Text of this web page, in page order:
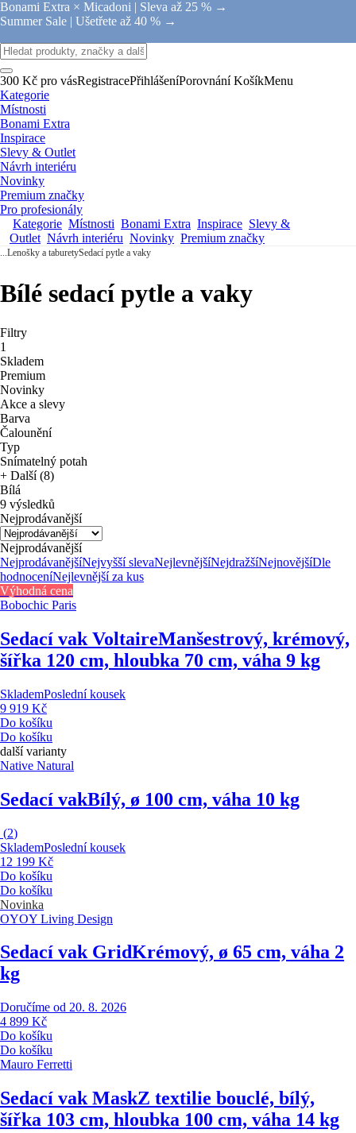
Bonami Extra × Micadoni | Sleva až 25 % →
Summer Sale | Ušetřete až 40 % →
300 Kč pro vásRegistracePřihlášeníPorovnání KošíkMenu
Kategorie
Místnosti
Bonami Extra
Inspirace
Slevy & Outlet
Návrh interiéru
Novinky
Premium značky
Pro profesionály
Kategorie Místnosti Bonami Extra Inspirace Slevy &
Outlet Návrh interiéru Novinky Premium značky
...Lenošky a taburetySedací pytle a vaky
Bílé sedací pytle a vaky
Filtry
1
Skladem
Premium
Novinky
Akce a slevy
Barva
Čalounění
Typ
Snímatelný potah
+ Další (8)
Bílá
9 výsledků
Nejprodávanější
Nejprodávanější
NejprodávanějšíNejvyšší slevaNejlevnějšíNejdražšíNejnovějšíDle
hodnoceníNejlevnější za kus
Výhodná cena
Bobochic Paris
Sedací vak VoltaireManšestrový, krémový,
šířka 120 cm, hloubka 70 cm, váha 9 kg
SklademPoslední kousek
9 919 Kč
Do košíku
Do košíku
další varianty
Native Natural
Sedací vakBílý, ø 100 cm, váha 10 kg
(2)
SklademPoslední kousek
12 199 Kč
Do košíku
Do košíku
Novinka
OYOY Living Design
Sedací vak GridKrémový, ø 65 cm, váha 2
kg
Doručíme od 20. 8. 2026
4 899 Kč
Do košíku
Do košíku
Mauro Ferretti
Sedací vak MaskZ textilie bouclé, bílý,
šířka 103 cm, hloubka 100 cm, váha 14 kg